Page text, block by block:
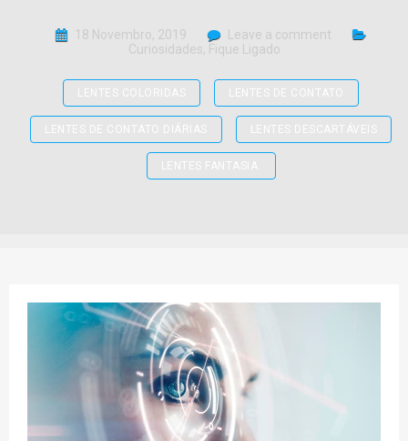
18 Novembro, 2019
Leave a comment
Curiosidades, Fique Ligado
LENTES COLORIDAS LENTES DE CONTATO
LENTES DE CONTATO DIÁRIAS LENTES DESCARTÁVEIS
LENTES FANTASIA.